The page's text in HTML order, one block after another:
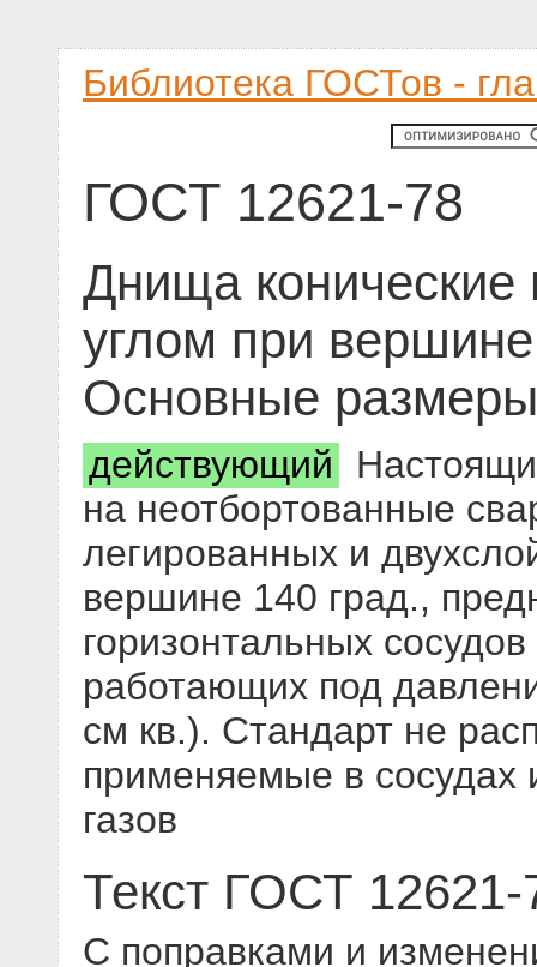
Библиотека ГОСТов -
ГОСТ 12621-78
Днища конические
углом при
Основные размеры
действующий
на неотбортованные
легированных и
вершине 140 град.,
горизонтальных
работающих под
см кв.). Стандарт не
применяемые в сосудах
газов
Текст ГОСТ 12621-
С поправками и